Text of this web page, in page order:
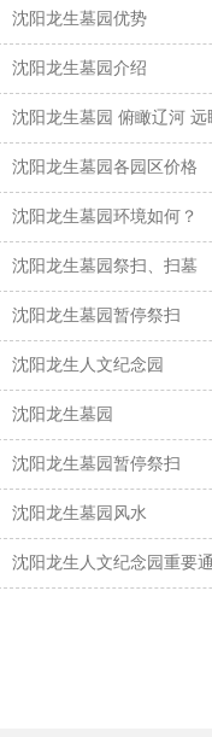
沈阳龙生墓园优势
沈阳龙生墓园介绍
沈阳龙生墓园 俯瞰辽河
沈阳龙生墓园各园区价格
沈阳龙生墓园环境如何？
沈阳龙生墓园祭扫、扫墓
沈阳龙生墓园暂停祭扫
沈阳龙生人文纪念园
沈阳龙生墓园
沈阳龙生墓园暂停祭扫
沈阳龙生墓园风水
沈阳龙生人文纪念园重要